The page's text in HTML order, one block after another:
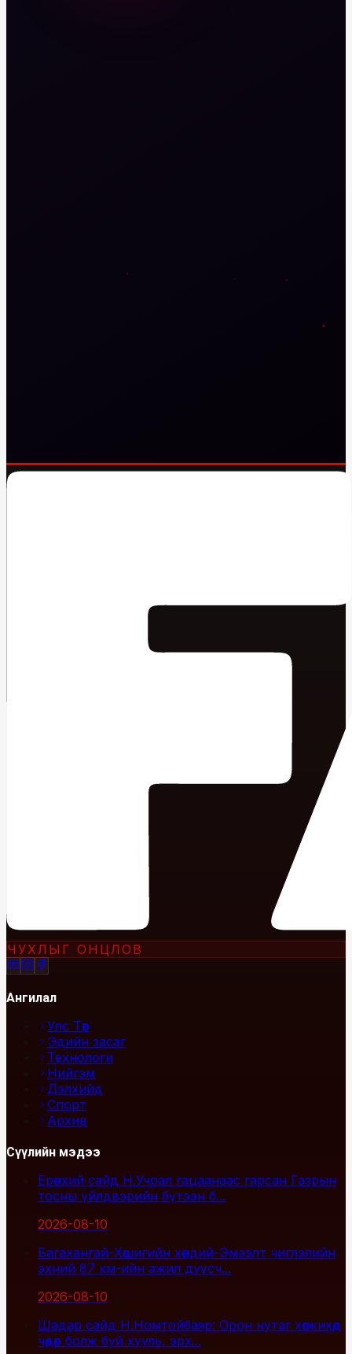
ЧУХЛЫГ ОНЦЛОВ
Ангилал
Улс Төр
Эдийн засаг
Технологи
Нийгэм
Дэлхийд
Спорт
Архив
Сүүлийн мэдээ
Ерөнхий сайд Н.Учрал гацаанаас гарсан Газрын
тосны үйлдвэрийн бүтээн б...
2026-08-10
Багахангай-Хөшигийн хөндий-Эмээлт чиглэлийн
эхний 87 км-ийн ажил дуусч...
2026-08-10
Шадар сайд Н.Номтойбаяр: Орон нутаг хөгжихөд
чөдөр болж буй хууль, эрх...